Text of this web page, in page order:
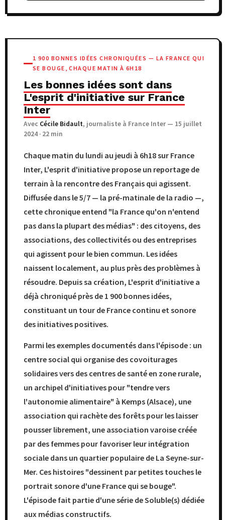
1 900 BONNES IDÉES CHRONIQUÉES — LA FRANCE QUI
SE BOUGE, CHAQUE MATIN À 6H18
Les bonnes idées sont dans
L'esprit d'initiative sur France
Inter
Avec Cécile Bidault, journaliste à France Inter — 15 juillet
2024 · 22 min
Chaque matin du lundi au jeudi à 6h18 sur France
Inter, L'esprit d'initiative propose un reportage de
terrain à la rencontre des Français qui agissent.
Diffusée dans le 5/7 — la pré-matinale de la radio —,
cette chronique entend "la France qu'on n'entend
pas dans la plupart des médias" : des citoyens, des
associations, des collectivités ou des entreprises
qui agissent pour le bien commun. Les idées
naissent localement, au plus près des problèmes à
résoudre. Depuis sa création, L'esprit d'initiative a
déjà chroniqué près de 1 900 bonnes idées,
constituant un tour de France continu et sonore
des initiatives positives.
Parmi les exemples documentés dans l'épisode : un
centre social qui organise des covoiturages
solidaires vers des centres de santé en zone rurale,
un archipel d'initiatives pour "tendre vers
l'autonomie alimentaire" à Kemps (Alsace), une
association qui rachète des forêts pour les laisser
pousser librement, une association varoise créée
par des femmes pour favoriser leur intégration
sociale dans un quartier populaire de La Seyne-sur-
Mer. Ces histoires "dessinent par petites touches le
portrait sonore d'une France qui se bouge".
L'épisode fait partie d'une série de Soluble(s) dédiée
aux médias constructifs.